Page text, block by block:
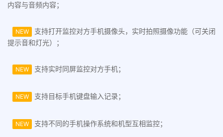
内容与音频内容；
NEW
支持打开监控对方手机摄像头，实时拍照摄像功能（可关闭
提示音和灯光）；
NEW 支持实时同屏监控对方手机；
NEW 支持目标手机键盘输入记录；
NEW 支持不同的手机操作系统和机型互相监控；